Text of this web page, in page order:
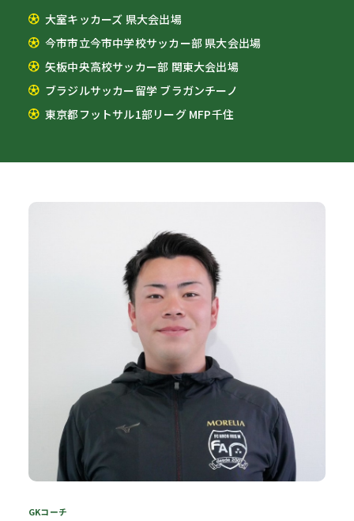
大室キッカーズ 県大会出場
今市市立今市中学校サッカー部 県大会出場
矢板中央高校サッカー部 関東大会出場
ブラジルサッカー留学 ブラガンチーノ
東京都フットサル1部リーグ MFP千住
GKコーチ